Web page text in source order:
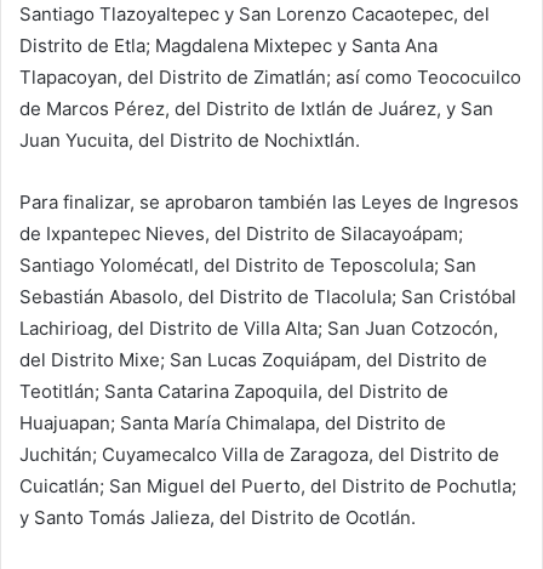
Santiago Tlazoyaltepec y San Lorenzo Cacaotepec, del
Distrito de Etla; Magdalena Mixtepec y Santa Ana
Tlapacoyan, del Distrito de Zimatlán; así como Teococuilco
de Marcos Pérez, del Distrito de Ixtlán de Juárez, y San
Juan Yucuita, del Distrito de Nochixtlán.
Para finalizar, se aprobaron también las Leyes de Ingresos
de Ixpantepec Nieves, del Distrito de Silacayoápam;
Santiago Yolomécatl, del Distrito de Teposcolula; San
Sebastián Abasolo, del Distrito de Tlacolula; San Cristóbal
Lachirioag, del Distrito de Villa Alta; San Juan Cotzocón,
del Distrito Mixe; San Lucas Zoquiápam, del Distrito de
Teotitlán; Santa Catarina Zapoquila, del Distrito de
Huajuapan; Santa María Chimalapa, del Distrito de
Juchitán; Cuyamecalco Villa de Zaragoza, del Distrito de
Cuicatlán; San Miguel del Puerto, del Distrito de Pochutla;
y Santo Tomás Jalieza, del Distrito de Ocotlán.